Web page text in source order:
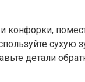
конфорки,
сухую
детали